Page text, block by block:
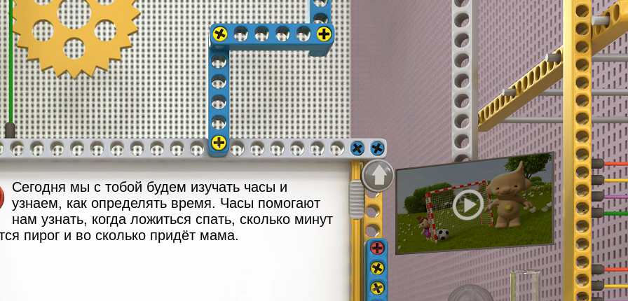
Сегодня мы с тобой будем изучать часы и
узнаем, как определять время. Часы помогают
нам узнать, когда ложиться спать, сколько минут
пирог и во сколько придёт мама.